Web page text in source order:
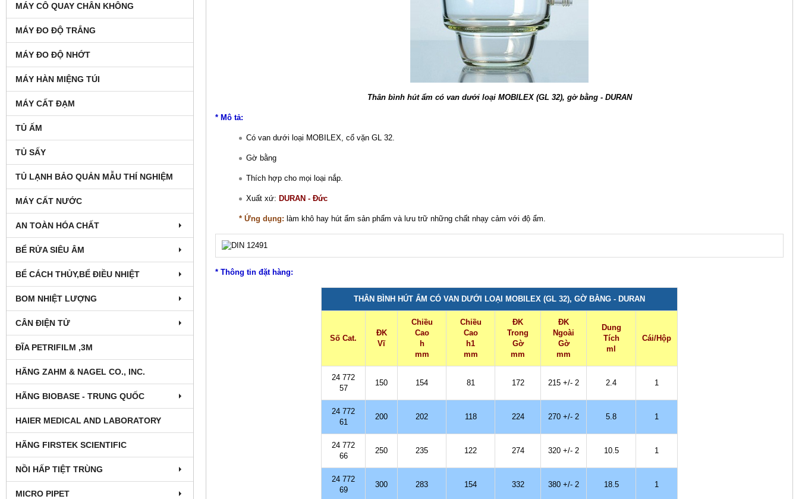
MÁY CÔ QUAY CHÂN KHÔNG
MÁY ĐO ĐỘ TRẮNG
MÁY ĐO ĐỘ NHỚT
MÁY HÀN MIỆNG TÚI
MÁY CẤT ĐẠM
TỦ ẤM
TỦ SẤY
TỦ LẠNH BẢO QUẢN MẪU THÍ NGHIỆM
MÁY CẤT NƯỚC
AN TOÀN HÓA CHẤT
BỂ RỬA SIÊU ÂM
BỂ CÁCH THỦY,BỂ ĐIỀU NHIỆT
BOM NHIỆT LƯỢNG
CÂN ĐIỆN TỬ
ĐĨA PETRIFILM ,3M
HÃNG ZAHM & NAGEL CO., INC.
HÃNG BIOBASE - TRUNG QUỐC
HAIER MEDICAL AND LABORATORY
HÃNG FIRSTEK SCIENTIFIC
NỒI HẤP TIỆT TRÙNG
MICRO PIPET
Thân bình hút ẩm có van dưới loại MOBILEX (GL 32), gờ bằng - DURAN
* Mô tả:
Có van dưới loại MOBILEX, cổ vặn GL 32.
Gờ bằng
Thích hợp cho mọi loại nắp.
Xuất xứ: DURAN - Đức
* Ứng dụng: làm khô hay hút ẩm sản phẩm và lưu trữ những chất nhạy cảm với độ ẩm.
* Thông tin đặt hàng:
THÂN BÌNH HÚT ẨM CÓ VAN DƯỚI LOẠI MOBILEX (GL 32), GỜ BẰNG - DURAN
Số Cat.
ĐK
Vĩ
Chiều
Cao
h
mm
Chiều
Cao
h1
mm
ĐK
Trong
Gờ
mm
ĐK
Ngoài
Gờ
mm
Dung
Tích
ml
Cái/Hộp
24 772
57
150 154 81 172 215 +/- 2 2.4 1
24 772
61
200 202 118 224 270 +/- 2 5.8 1
24 772
66
250 235 122 274 320 +/- 2 10.5 1
24 772
69
300 283 154 332 380 +/- 2 18.5 1